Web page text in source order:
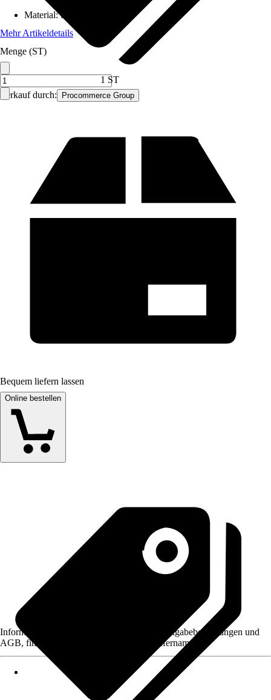
Verkauf durch: Procommerce Group
Material:Stahl
Mehr Artikeldetails
Menge (ST)
1 ST
Bequem liefern lassen
Online bestellen
Informationen des Verkäufers, wie z. B. Rückgabebedingungen und
AGB, finden Sie bei Klick auf den Verkäufernamen.